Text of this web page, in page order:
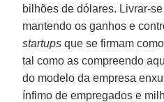
bilhões de dólares. Livrar-
mantendo os ganhos e
startups que se firmam
tal como as compreendo
do modelo da empresa
ínfimo de empregados e